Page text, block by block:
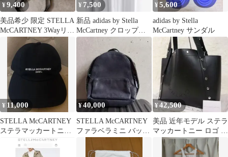
¥9,400
美品希少 限定 STELLA
McCARTNEY 3Wayリュ
ック/バックパック
¥ 7,500
新品 adidas by Stella
McCartney クロップドT
シャツ
¥5,600
adidas by Stella
McCartney サンダル
¥ 11,000
STELLA McCARTNEY
ステラマッカートニ
ー キャップ 58 ブラッ
¥40,000
STELLA McCARTNEY
ファラベラミニ バック
¥42,500
美品 近年モデル ステラ
マッカートニー ロゴ ス
タッズ トートバッグ ブ